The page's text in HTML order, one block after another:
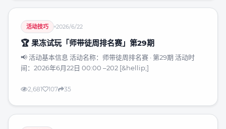
活动技巧 2026/6/22
🏆 果冻试玩「师带徒周排名赛」第29期
📢 活动基本信息 活动名称：师带徒周排名赛 · 第29期 活动时
间：2026年6月22日 00:00 –202 [&hellip;]
2,681 107 35